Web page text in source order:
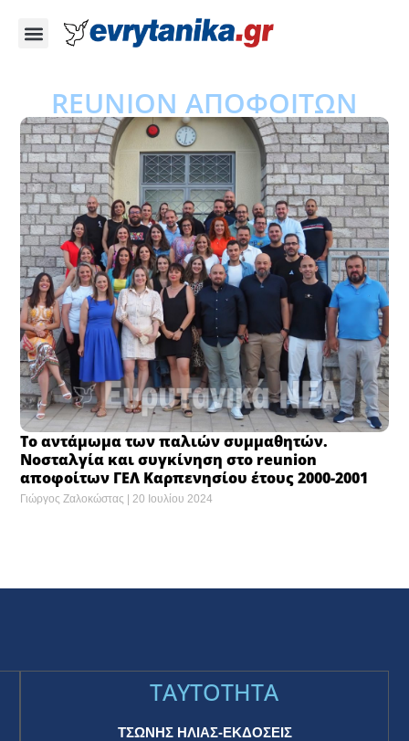
REUNION ΑΠΟΦΟΙΤΩΝ
Το αντάμωμα των παλιών συμμαθητών.
Νοσταλγία και συγκίνηση στο reunion
αποφοίτων ΓΕΛ Καρπενησίου έτους 2000-2001
Γιώργος Ζαλοκώστας 20 Ιουλίου 2024
TAYTOTHTA
ΤΣΩΝΗΣ ΗΛΙΑΣ-ΕΚΔΟΣΕΙΣ